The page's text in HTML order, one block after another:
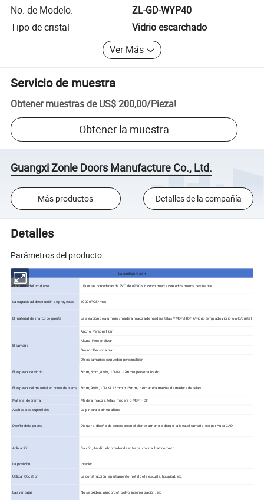
No. de Modelo.
ZL-GD-WYP40
Tipo de cristal
Vidrio escarchado
Ver Más
Servicio de muestra
Obtener muestras de US$ 200,00/Pieza!
Obtener la muestra
Guangxi Zonle Doors Manufacture Co., Ltd.
Más productos Detalles de la compañía
Detalles
Parámetros del producto
La configuración
El nombre del producto Puertas correderas de PVC de uPVC sin cerco puerta corrediza puerta deslizante
La capacidad de solución de proyectos 10000PCS/mes
El material del marco de puerta La aleación de aluminio /madera maciza de madera telas //MDF/HDF +/vidrio templado vidrio low-E/cristal
El tamaño
Ancho: Personalizar
Altura: Personalizar
Grosor: Personalizar
Otros tamaños se pueden personalizar
El espesor de vidrio 5mm, 6mm, 8MM, 10MM, 12mm o personalizado
El espesor del material en bruto de trama 8mm, 9MM, 10MM, 12mm o 15mm / de madera maciza de madera de telas
Material de trama
Madera maciza, telas, madera o MDF HDF
Acabado de superficies
La pintura o pintura libre
Diseño de la puerta Dibujar el diseño de acuerdo con el cliente a mano el dibujo, la idea, el tamaño, etc por Auto CAD
Aplicación Balcón, Jardín, el corredor de entrada, cocina, batroom etc
La posición Interior
Utilizar Occation La construcción, apartamento, hotel de la escuela, hospital, etc.
Las ventajas No se oxiden, windproof, polvo, insonorización, etc